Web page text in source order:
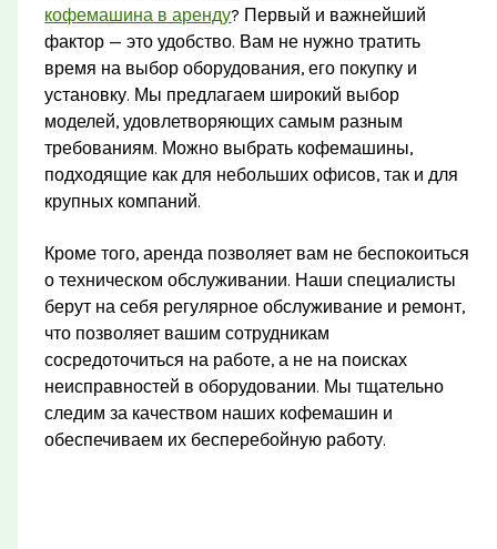
кофемашина в аренду? Первый и важнейший
фактор — это удобство. Вам не нужно тратить
время на выбор оборудования, его покупку и
установку. Мы предлагаем широкий выбор
моделей, удовлетворяющих самым разным
требованиям. Можно выбрать кофемашины,
подходящие как для небольших офисов, так и для
крупных компаний.
Кроме того, аренда позволяет вам не беспокоиться
о техническом обслуживании. Наши специалисты
берут на себя регулярное обслуживание и ремонт,
что позволяет вашим сотрудникам
сосредоточиться на работе, а не на поисках
неисправностей в оборудовании. Мы тщательно
следим за качеством наших кофемашин и
обеспечиваем их бесперебойную работу.